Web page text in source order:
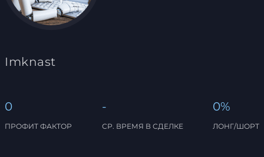
Imknast
0
ПРОФИТ ФАКТОР
-
СР. ВРЕМЯ В СДЕЛКЕ
0%
ЛОНГ/ШОРТ